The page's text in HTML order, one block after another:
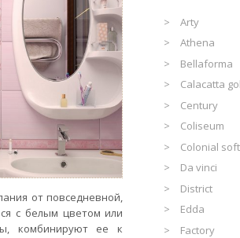
от повседневной,
с белым цветом или
комбинируют ее к
Arty
Athena
Bellaforma
Calacatta
Century
Coliseum
Colonial soft
Da vinci
District
Edda
Factory